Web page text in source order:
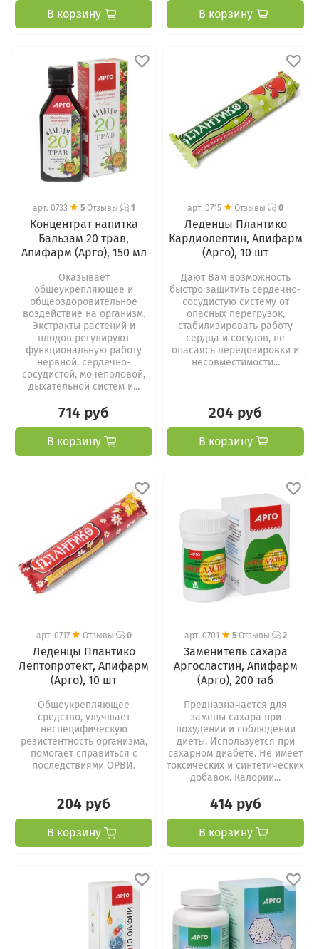
В корзину В корзину
арт. 0733 5Отзывы 1
Концентрат напитка
Бальзам 20 трав,
Апифарм (Арго), 150 мл
Оказывает
общеукрепляющее и
общеоздоровительное
воздействие на организм.
Экстракты растений и
плодов регулируют
функциональную работу
нервной, сердечно-
сосудистой, мочеполовой,
дыхательной систем и...
714 руб
В корзину
арт. 0715 Отзывы 0
Леденцы Плантико
Кардиолептин, Апифарм
(Арго), 10 шт
Дают Вам возможность
быстро защитить сердечно-
сосудистую систему от
опасных перегрузок,
стабилизировать работу
сердца и сосудов, не
опасаясь передозировки и
несовместимости...
204 руб
В корзину
арт. 0717 Отзывы 0
Леденцы Плантико
Лептопротект, Апифарм
(Арго), 10 шт
Общеукрепляющее
средство, улучшает
неспецифическую
резистентность организма,
помогает справиться с
последствиями ОРВИ.
204 руб
В корзину
арт. 0701 5Отзывы 2
Заменитель сахара
Аргосластин, Апифарм
(Арго), 200 таб
Предназначается для
замены сахара при
похудении и соблюдении
диеты. Используется при
сахарном диабете. Не имеет
токсических и синтетических
добавок. Калории...
414 руб
В корзину